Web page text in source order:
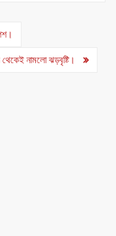
থেকেই নামলো ঝড়বৃষ্টি।